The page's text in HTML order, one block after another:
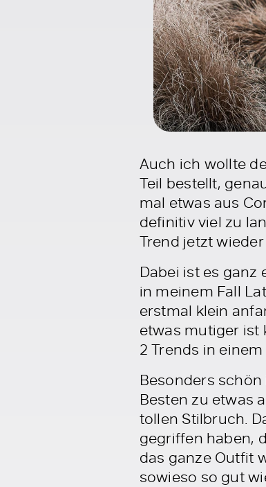
Auch ich wollte
Teil bestellt,
mal etwas aus
definitiv viel zu
Trend jetzt
Dabei ist es
in meinem Fall
erstmal klein
etwas mutiger ist
2 Trends in
Besonders
Besten zu etwas
tollen Stilbruch.
gegriffen haben,
das ganze Outfit
sowieso so gut